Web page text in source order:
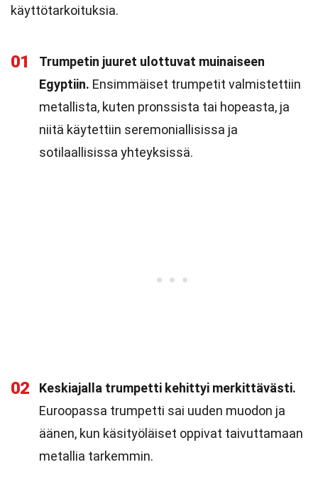
käyttötarkoituksia.
01
Trumpetin juuret ulottuvat muinaiseen
Egyptiin. Ensimmäiset trumpetit valmistettiin
metallista, kuten pronssista tai hopeasta, ja
niitä käytettiin seremoniallisissa ja
sotilaallisissa yhteyksissä.
02
Keskiajalla trumpetti kehittyi merkittävästi.
Euroopassa trumpetti sai uuden muodon ja
äänen, kun käsityöläiset oppivat taivuttamaan
metallia tarkemmin.